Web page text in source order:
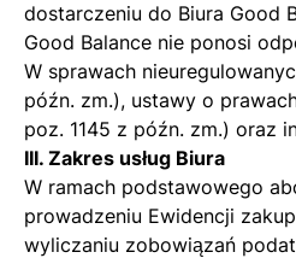
dostarczeniu do Biura Good
Good Balance nie ponosi
W sprawach
późn. zm.), ustawy o
poz. 1145 z późn. zm.) oraz
III. Zakres usług Biura
W ramach podstawowego
prowadzeniu Ewidencji
wyliczaniu zobowiązań